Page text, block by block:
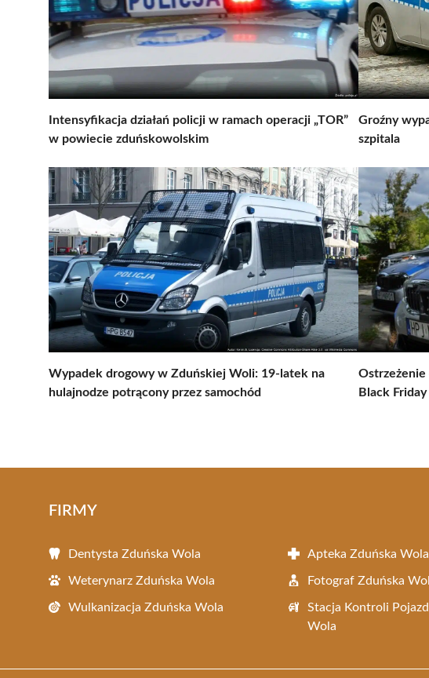
Intensyfikacja działań policji w ramach operacji „TOR”
w powiecie zduńskowolskim
Groźny
szpitala
Wypadek drogowy w Zduńskiej Woli: 19-latek na
hulajnodze potrącony przez samochód
Ostrzeżenie
Black Friday
FIRMY
Dentysta Zduńska Wola Apteka Zduńska Wola
Weterynarz Zduńska Wola Fotograf Zduńska
Wulkanizacja Zduńska Wola
Stacja Kontroli
Wola